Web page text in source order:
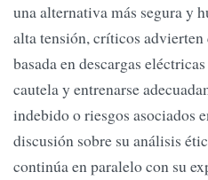
una alternativa más segura y
alta tensión, críticos
basada en descargas
cautela y entrenarse
indebido o riesgos asociados
discusión sobre su análisis
continúa en paralelo con su